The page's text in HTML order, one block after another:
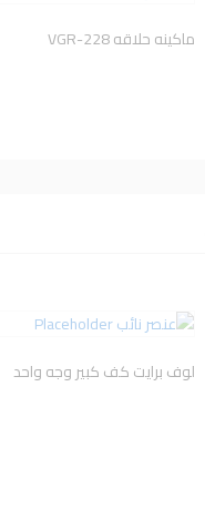
ماكينه حلاقه VGR-228
لوف برايت كف كبير وجه واحد